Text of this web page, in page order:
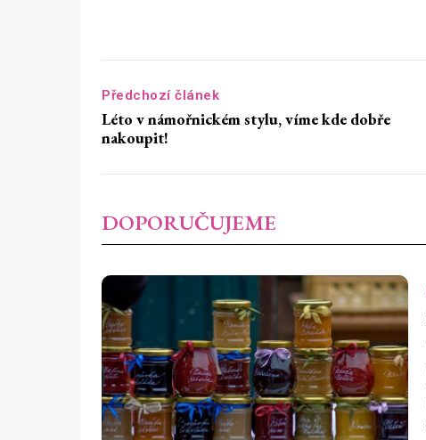
Předchozí článek
Léto v námořnickém stylu, víme kde dobře
nakoupit!
DOPORUČUJEME